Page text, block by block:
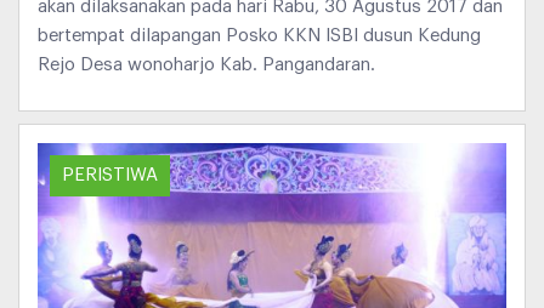
akan dilaksanakan pada hari Rabu, 30 Agustus 2017 dan
bertempat dilapangan Posko KKN ISBI dusun Kedung
Rejo Desa wonoharjo Kab. Pangandaran.
PERISTIWA